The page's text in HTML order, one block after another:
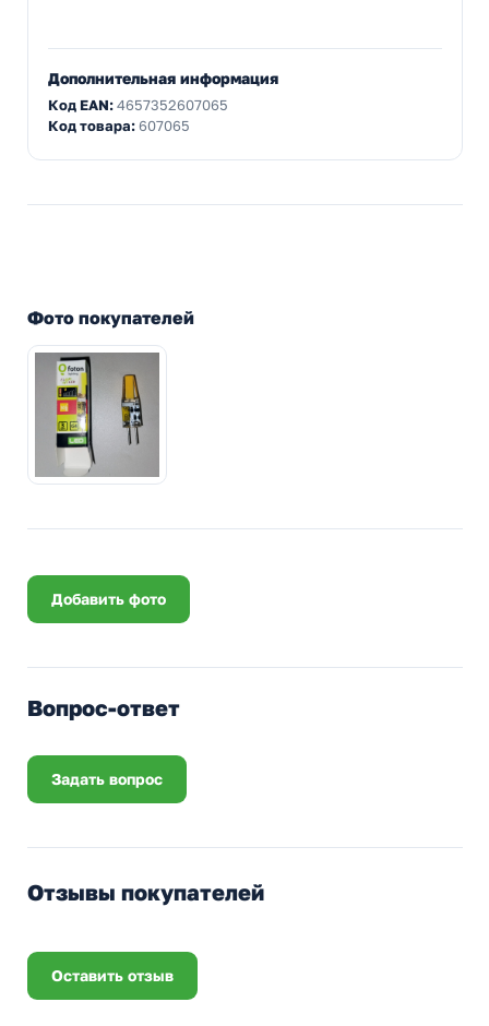
Дополнительная информация
Код EAN:4657352607065
Код товара:607065
Фото покупателей
Добавить фото
Вопрос-ответ
Задать вопрос
Отзывы покупателей
Оставить отзыв